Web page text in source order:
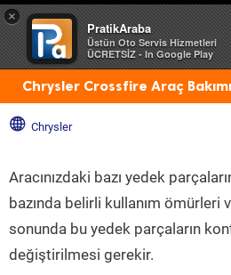
×
PratikAraba
Üstün Oto Servis Hizmetleri
ÜCRETSİZ - In Google Play
Chrysler Crossfire Araç Bakımı
Chrysler
Aracınızdaki bazı yedek
bazında belirli kullanım ömürleri
sonunda bu yedek parçaların
değiştirilmesi gerekir.